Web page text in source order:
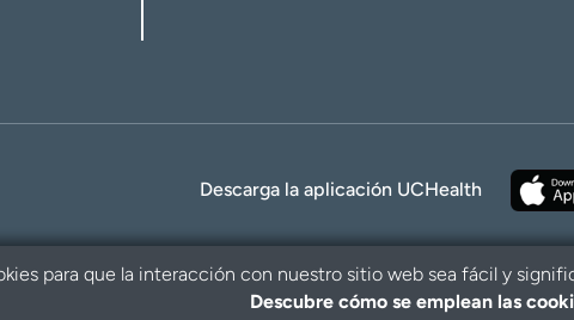
Descarga la aplicación UCHealth
para que la interacción con nuestro sitio web sea fácil y
Descubre cómo se emplean las